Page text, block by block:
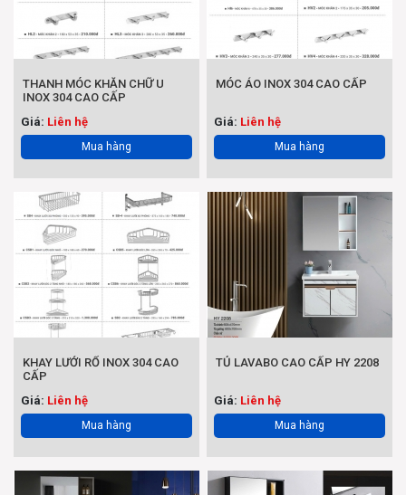
THANH MÓC KHĂN CHỮ U
INOX 304 CAO CẤP
Giá: Liên hệ
Mua hàng
MÓC ÁO INOX 304 CAO CẤP
Giá: Liên hệ
Mua hàng
KHAY LƯỚI RỔ INOX 304 CAO
CẤP
Giá: Liên hệ
Mua hàng
TỦ LAVABO CAO CẤP HY 2208
Giá: Liên hệ
Mua hàng